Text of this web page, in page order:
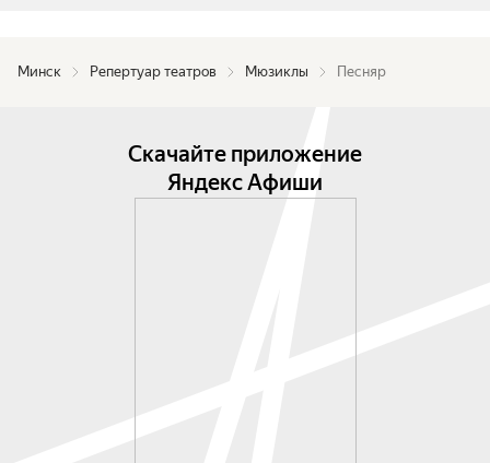
Минск Репертуар театров Мюзиклы Песняр
Скачайте приложение
Яндекс Афиши